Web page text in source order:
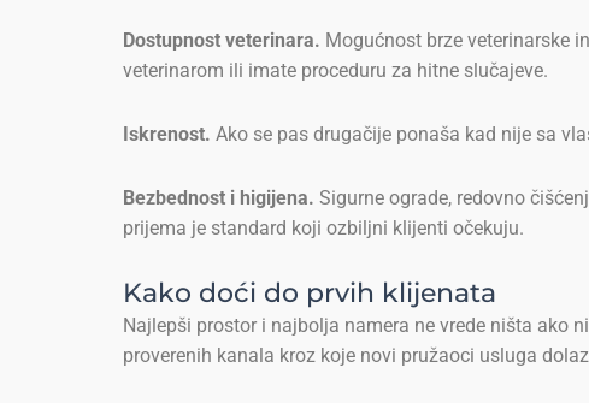
Dostupnost veterinara. Mogućnost brze veterinarske
veterinarom ili imate proceduru za hitne slučajeve.
Iskrenost. Ako se pas drugačije ponaša kad nije sa
Bezbednost i higijena. Sigurne ograde, redovno
prijema je standard koji ozbiljni klijenti očekuju.
Kako doći do prvih klijenata
Najlepši prostor i najbolja namera ne vrede ništa ako
proverenih kanala kroz koje novi pružaoci usluga